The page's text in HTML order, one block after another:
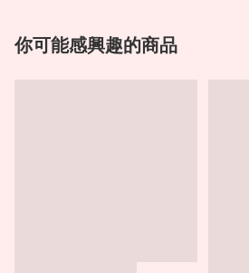
你可能感興趣的商品